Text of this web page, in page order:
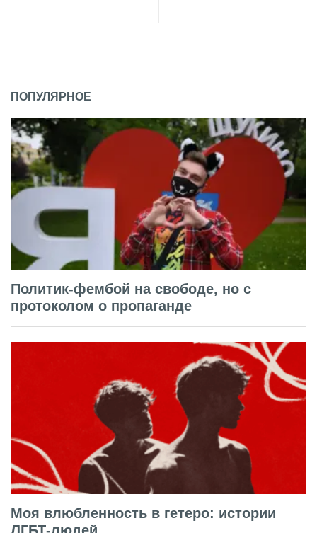
ПОПУЛЯРНОЕ
Политик-фембой на свободе, но с
протоколом о пропаганде
Моя влюбленность в гетеро: истории